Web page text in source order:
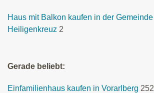
Haus mit Balkon kaufen in der Gemeinde
Heiligenkreuz 2
Gerade beliebt:
Einfamilienhaus kaufen in Vorarlberg 252